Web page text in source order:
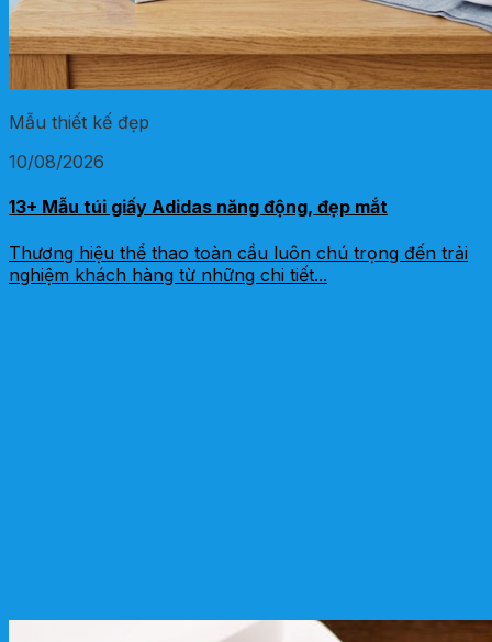
Mẫu thiết kế đẹp
10/08/2026
13+ Mẫu túi giấy Adidas năng động, đẹp mắt
Thương hiệu thể thao toàn cầu luôn chú trọng đến trải
nghiệm khách hàng từ những chi tiết...